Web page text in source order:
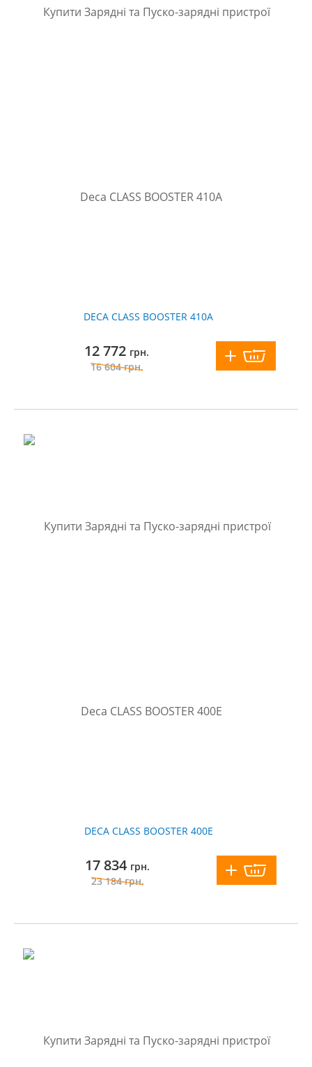
DECA CLASS BOOSTER 410A
12 772 грн.
16 604грн.
DECA CLASS BOOSTER 400E
17 834 грн.
23 184грн.